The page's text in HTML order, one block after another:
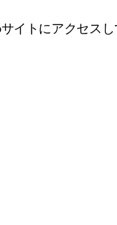
イトにアクセス